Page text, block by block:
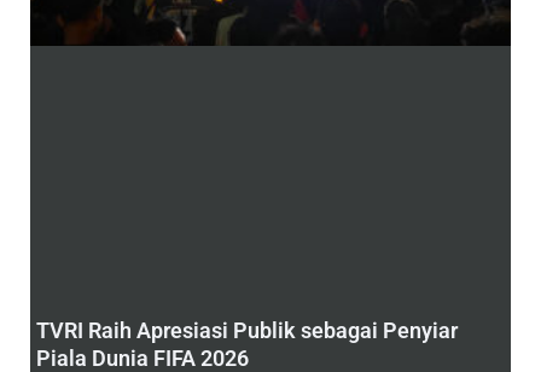
TVRI Raih Apresiasi Publik sebagai Penyiar
Piala Dunia FIFA 2026